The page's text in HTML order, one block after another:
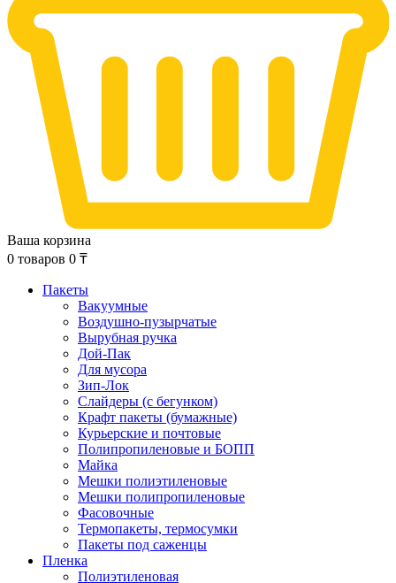
Ваша корзина
0 товаров 0 ₸
Пакеты
Вакуумные
Воздушно-пузырчатые
Вырубная ручка
Дой-Пак
Для мусора
Зип-Лок
Слайдеры (с бегунком)
Крафт пакеты (бумажные)
Курьерские и почтовые
Полипропиленовые и БОПП
Майка
Мешки полиэтиленовые
Мешки полипропиленовые
Фасовочные
Термопакеты, термосумки
Пакеты под саженцы
Пленка
Полиэтиленовая